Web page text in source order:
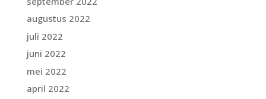
augustus 2022
juli 2022
juni 2022
mei 2022
april 2022